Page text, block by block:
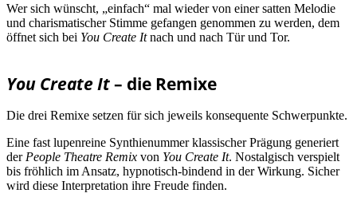
Wer sich wünscht, „einfach“ mal wieder von einer satten Melodie
und charismatischer Stimme gefangen genommen zu werden, dem
öffnet sich bei You Create Itnach und nach Tür und Tor.
You Create It– die Remixe
Die drei Remixe setzen für sich jeweils konsequente Schwerpunkte.
Eine fast lupenreine Synthienummer klassischer Prägung generiert
der People Theatre Remix von You Create It. Nostalgisch verspielt
bis fröhlich im Ansatz, hypnotisch-bindend in der Wirkung. Sicher
wird diese Interpretation ihre Freude finden.